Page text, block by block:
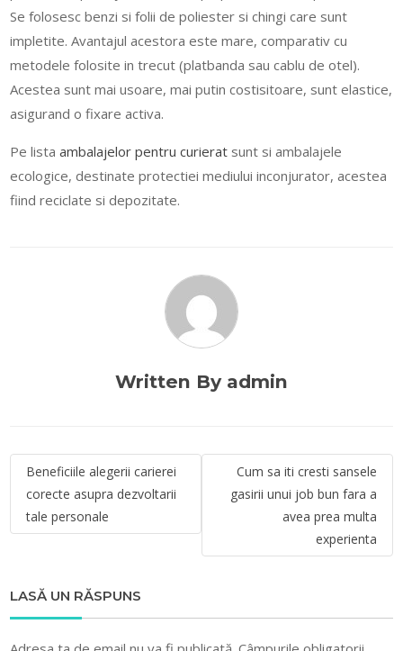
Se folosesc benzi si folii de poliester si chingi care sunt
impletite. Avantajul acestora este mare, comparativ cu
metodele folosite in trecut (platbanda sau cablu de otel).
Acestea sunt mai usoare, mai putin costisitoare, sunt elastice,
asigurand o fixare activa.
Pe listaambalajelor pentru curierat sunt si ambalajele
ecologice, destinate protectiei mediului inconjurator, acestea
fiind reciclate si depozitate.
Written By admin
Navigare
în
articole
Beneficiile alegerii carierei
corecte asupra dezvoltarii
tale personale
Cum sa iti cresti sansele
gasirii unui job bun fara a
avea prea multa
experienta
LASĂ UN RĂSPUNS